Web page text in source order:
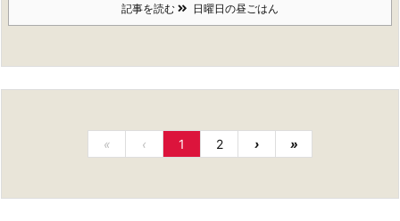
記事を読む 日曜日の昼ごはん
« ‹ 1 2 › »